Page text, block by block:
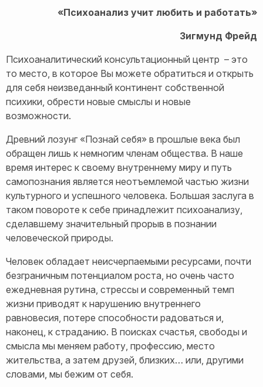
«Психоанализ учит любить и работать»
Зигмунд Фрейд
Психоаналитический консультационный центр – это
то место, в которое Вы можете обратиться и открыть
для себя неизведанный континент собственной
психики, обрести новые смыслы и новые
возможности.
Древний лозунг «Познай себя» в прошлые века был
обращен лишь к немногим членам общества. В наше
время интерес к своему внутреннему миру и путь
самопознания является неотъемлемой частью жизни
культурного и успешного человека. Большая заслуга в
таком повороте к себе принадлежит психоанализу,
сделавшему значительный прорыв в познании
человеческой природы.
Человек обладает неисчерпаемыми ресурсами, почти
безграничным потенциалом роста, но очень часто
ежедневная рутина, стрессы и современный темп
жизни приводят к нарушению внутреннего
равновесия, потере способности радоваться и,
наконец, к страданию. В поисках счастья, свободы и
смысла мы меняем работу, профессию, место
жительства, а затем друзей, близких… или, другими
словами, мы бежим от себя.